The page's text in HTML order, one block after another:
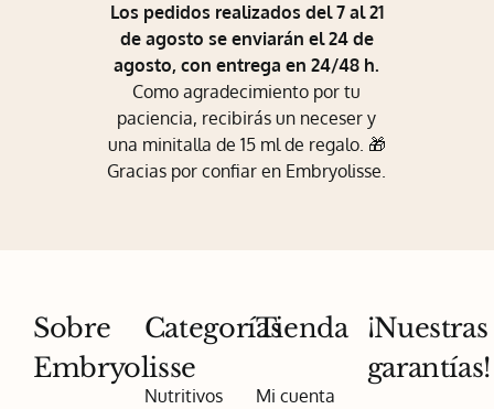
Los pedidos realizados del 7 al 21
de agosto se enviarán el 24 de
agosto, con entrega en 24/48 h.
Como agradecimiento por tu
paciencia, recibirás un neceser y
una minitalla de 15 ml de regalo. 🎁
Gracias por confiar en Embryolisse.
Sobre
Embryolisse
Categorías
Nutritivos
Tienda
Mi cuenta
¡Nuestras
garantías!